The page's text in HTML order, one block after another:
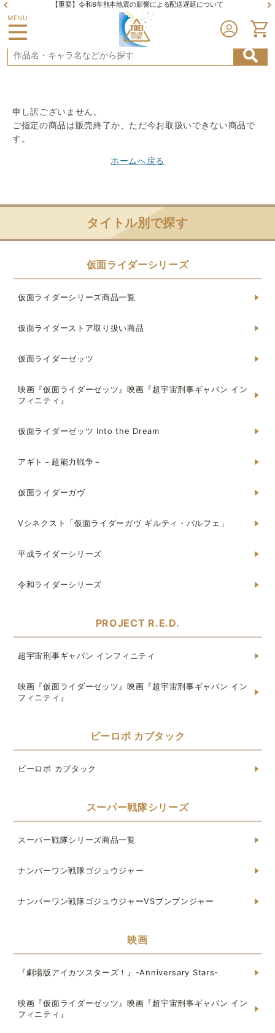
【重要】令和8年熊本地震の影響による配送遅延について
MENU
申し訳ございません。
ご指定の商品は販売終了か、ただ今お取扱いできない商品で
す。
ホームへ戻る
タイトル別で探す
仮面ライダーシリーズ
仮面ライダーシリーズ商品一覧
仮面ライダーストア取り扱い商品
仮面ライダーゼッツ
映画『仮面ライダーゼッツ』映画『超宇宙刑事ギャバン イン
フィニティ』
仮面ライダーゼッツ Into the Dream
アギト－超能力戦争－
仮面ライダーガヴ
Vシネクスト「仮面ライダーガヴ ギルティ・パルフェ」
平成ライダーシリーズ
令和ライダーシリーズ
PROJECT R.E.D.
超宇宙刑事ギャバン インフィニティ
映画『仮面ライダーゼッツ』映画『超宇宙刑事ギャバン イン
フィニティ』
ビーロボ カブタック
ビーロボ カブタック
スーパー戦隊シリーズ
スーパー戦隊シリーズ商品一覧
ナンバーワン戦隊ゴジュウジャー
ナンバーワン戦隊ゴジュウジャーVSブンブンジャー
映画
『劇場版アイカツスターズ！』-Anniversary Stars-
映画『仮面ライダーゼッツ』映画『超宇宙刑事ギャバン イン
フィニティ』